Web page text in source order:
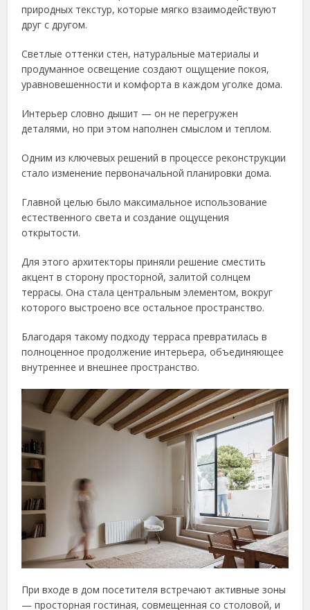
природных текстур, которые мягко взаимодействуют
друг с другом.
Светлые оттенки стен, натуральные материалы и
продуманное освещение создают ощущение покоя,
уравновешенности и комфорта в каждом уголке дома.
Интерьер словно дышит — он не перегружен
деталями, но при этом наполнен смыслом и теплом.
Одним из ключевых решений в процессе реконструкции
стало изменение первоначальной планировки дома.
Главной целью было максимальное использование
естественного света и создание ощущения
открытости.
Для этого архитекторы приняли решение сместить
акцент в сторону просторной, залитой солнцем
террасы. Она стала центральным элементом, вокруг
которого выстроено все остальное пространство.
Благодаря такому подходу терраса превратилась в
полноценное продолжение интерьера, объединяющее
внутреннее и внешнее пространство.
При входе в дом посетителя встречают активные зоны
— просторная гостиная, совмещенная со столовой, и